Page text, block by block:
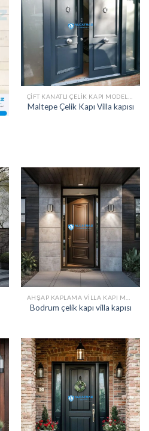
Maltepe Çelik Kapı Villa kapısı
Bodrum çelik kapı villa kapısı